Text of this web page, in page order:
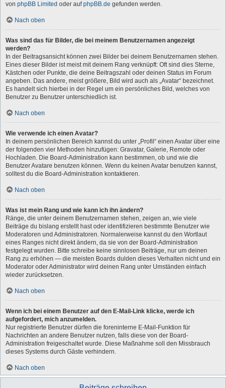
von phpBB Limited oder aufphpBB.de gefunden werden.
Nach oben
Was sind das für Bilder, die bei meinem Benutzernamen angezeigt
werden?
In der Beitragsansicht können zwei Bilder bei deinem Benutzernamen stehen.
Eines dieser Bilder ist meist mit deinem Rang verknüpft: Oft sind dies Sterne,
Kästchen oder Punkte, die deine Beitragszahl oder deinen Status im Forum
angeben. Das andere, meist größere, Bild wird auch als „Avatar“ bezeichnet.
Es handelt sich hierbei in der Regel um ein persönliches Bild, welches von
Benutzer zu Benutzer unterschiedlich ist.
Nach oben
Wie verwende ich einen Avatar?
In deinem persönlichen Bereich kannst du unter „Profil“ einen Avatar über eine
der folgenden vier Methoden hinzufügen: Gravatar, Galerie, Remote oder
Hochladen. Die Board-Administration kann bestimmen, ob und wie die
Benutzer Avatare benutzen können. Wenn du keinen Avatar benutzen kannst,
solltest du die Board-Administration kontaktieren.
Nach oben
Was ist mein Rang und wie kann ich ihn ändern?
Ränge, die unter deinem Benutzernamen stehen, zeigen an, wie viele
Beiträge du bislang erstellt hast oder identifizieren bestimmte Benutzer wie
Moderatoren und Administratoren. Normalerweise kannst du den Wortlaut
eines Ranges nicht direkt ändern, da sie von der Board-Administration
festgelegt wurden. Bitte schreibe keine sinnlosen Beiträge, nur um deinen
Rang zu erhöhen — die meisten Boards dulden dieses Verhalten nicht und ein
Moderator oder Administrator wird deinen Rang unter Umständen einfach
wieder zurücksetzen.
Nach oben
Wenn ich bei einem Benutzer auf den E-Mail-Link klicke, werde ich
aufgefordert, mich anzumelden.
Nur registrierte Benutzer dürfen die foreninterne E-Mail-Funktion für
Nachrichten an andere Benutzer nutzen, falls diese von der Board-
Administration freigeschaltet wurde. Diese Maßnahme soll den Missbrauch
dieses Systems durch Gäste verhindern.
Nach oben